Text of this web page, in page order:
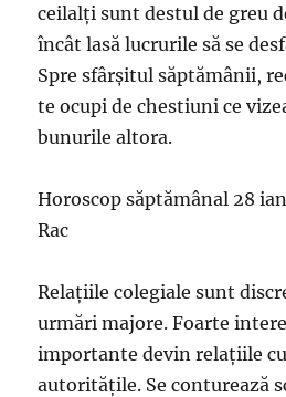
ceilalţi sunt destul de greu
încât lasă lucrurile să se
Spre sfârşitul săptămânii,
te ocupi de chestiuni ce
bunurile altora.
Horoscop săptămânal 28
Rac
Relaţiile colegiale sunt
urmări majore. Foarte
importante devin relaţiile
autorităţile. Se conturează